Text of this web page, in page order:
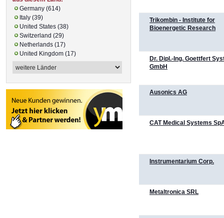
Trikombin - Institute for
Bioenergetic Research
Dr. Dipl.-Ing. Goettfert
GmbH
Ausonics AG
CAT Medical Systems
Instrumentarium Corp.
Metaltronica SRL
Germany (614)
Italy (39)
United States (38)
Switzerland (29)
Netherlands (17)
United Kingdom (17)